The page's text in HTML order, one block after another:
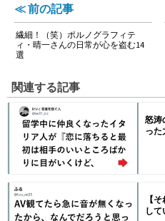
≪ 前の記事
繊細！（笑）ポルノグラフィテ
ィ・晴一さんの日常が心を盗む14
選
関連する記事
怒涛
った
【
して